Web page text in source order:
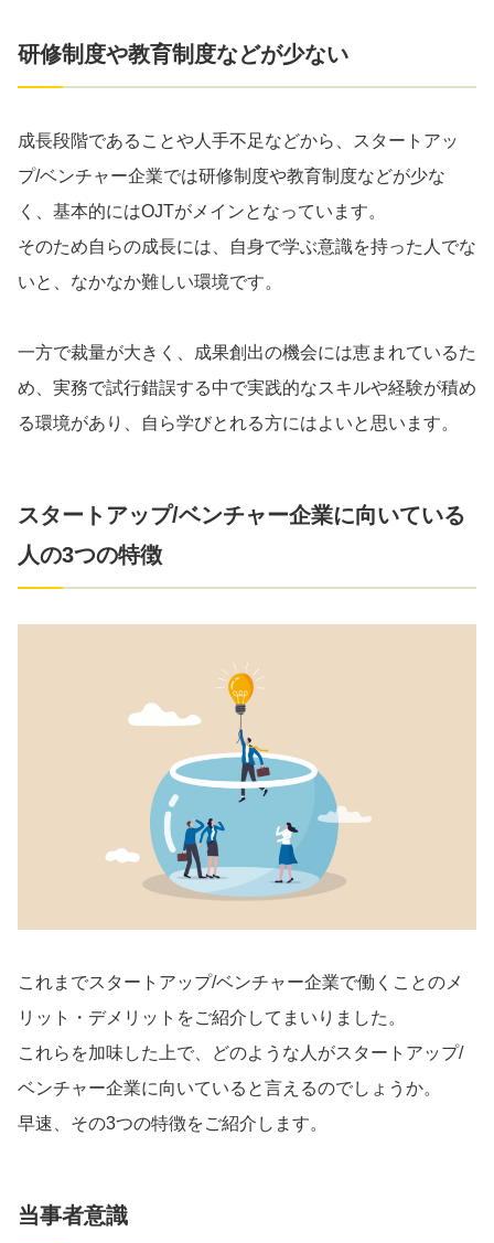
研修制度や教育制度などが少ない
成長段階であることや人手不足などから、スタートアッ
プ/ベンチャー企業では研修制度や教育制度などが少な
く、基本的にはOJTがメインとなっています。
そのため自らの成長には、自身で学ぶ意識を持った人でな
いと、なかなか難しい環境です。
一方で裁量が大きく、成果創出の機会には恵まれているた
め、実務で試行錯誤する中で実践的なスキルや経験が積め
る環境があり、自ら学びとれる方にはよいと思います。
スタートアップ/ベンチャー企業に向いている
人の3つの特徴
これまでスタートアップ/ベンチャー企業で働くことのメ
リット・デメリットをご紹介してまいりました。
これらを加味した上で、どのような人がスタートアップ/
ベンチャー企業に向いていると言えるのでしょうか。
早速、その3つの特徴をご紹介します。
当事者意識